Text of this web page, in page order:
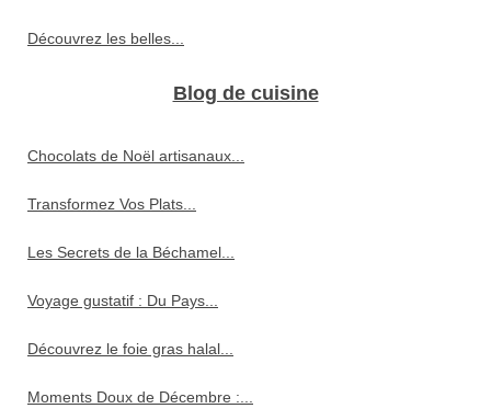
Découvrez les belles...
Blog de cuisine
Chocolats de Noël artisanaux...
Transformez Vos Plats...
Les Secrets de la Béchamel...
Voyage gustatif : Du Pays...
Découvrez le foie gras halal...
Moments Doux de Décembre :...